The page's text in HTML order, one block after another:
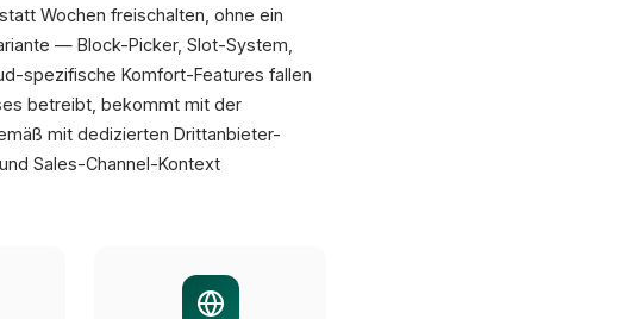
Newsletter-Formular
@
→ Stunden +75% Velocity
Quellen: BigCommerce/Contentstack Case (K2), GemPages 2026, developer.shopware.com
Wochen freischalten, ohne ein
— Block-Picker, Slot-System,
spezifische Komfort-Features fallen
betreibt, bekommt mit der
mit dedizierten Drittanbieter-
Sales-Channel-Kontext